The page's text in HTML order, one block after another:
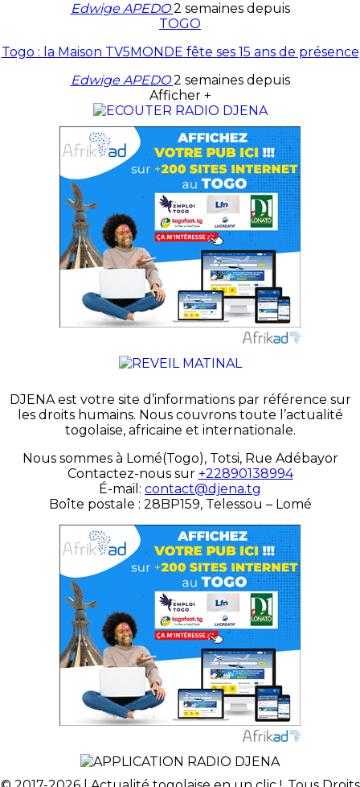
Edwige APEDO2 semaines depuis
TOGO
Togo : la Maison TV5MONDE fête ses 15 ans de présence
Edwige APEDO2 semaines depuis
Afficher +
DJENA est votre site d’informations par référence sur
les droits humains. Nous couvrons toute l’actualité
togolaise, africaine et internationale.
Nous sommes à Lomé(Togo), Totsi, Rue Adébayor
Contactez-nous sur +22890138994
É-mail: contact@djena.tg
Boîte postale : 28BP159, Telessou – Lomé